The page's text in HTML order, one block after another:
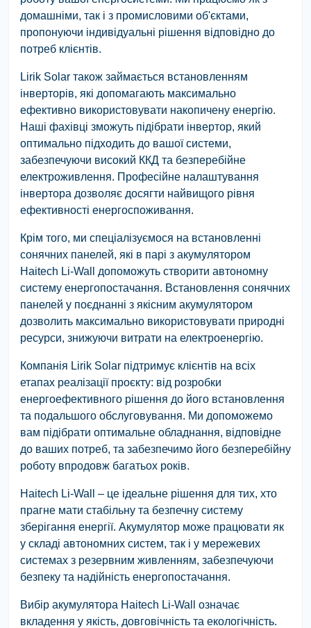
домашніми, так і з промисловими об'єктами,
пропонуючи індивідуальні рішення відповідно до
потреб клієнтів.
Lirik Solar також займається встановленням
інверторів, які допомагають максимально
ефективно використовувати накопичену енергію.
Наші фахівці зможуть підібрати інвертор, який
оптимально підходить до вашої системи,
забезпечуючи високий ККД та безперебійне
електроживлення. Професійне налаштування
інвертора дозволяє досягти найвищого рівня
ефективності енергоспоживання.
Крім того, ми спеціалізуємося на встановленні
сонячних панелей, які в парі з акумулятором
Haitech Li-Wall допоможуть створити автономну
систему енергопостачання. Встановлення сонячних
панелей у поєднанні з якісним акумулятором
дозволить максимально використовувати природні
ресурси, знижуючи витрати на електроенергію.
Компанія Lirik Solar підтримує клієнтів на всіх
етапах реалізації проєкту: від розробки
енергоефективного рішення до його встановлення
та подальшого обслуговування. Ми допоможемо
вам підібрати оптимальне обладнання, відповідне
до ваших потреб, та забезпечимо його безперебійну
роботу впродовж багатьох років.
Haitech Li-Wall – це ідеальне рішення для тих, хто
прагне мати стабільну та безпечну систему
зберігання енергії. Акумулятор може працювати як
у складі автономних систем, так і у мережевих
системах з резервним живленням, забезпечуючи
безпеку та надійність енергопостачання.
Вибір акумулятора Haitech Li-Wall означає
вкладення у якість, довговічність та екологічність.